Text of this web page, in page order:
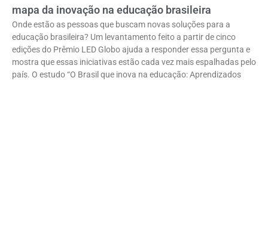
mapa da inovação na educação brasileira
Onde estão as pessoas que buscam novas soluções para a
educação brasileira? Um levantamento feito a partir de cinco
edições do Prêmio LED Globo ajuda a responder essa pergunta e
mostra que essas iniciativas estão cada vez mais espalhadas pelo
país. O estudo “O Brasil que inova na educação: Aprendizados